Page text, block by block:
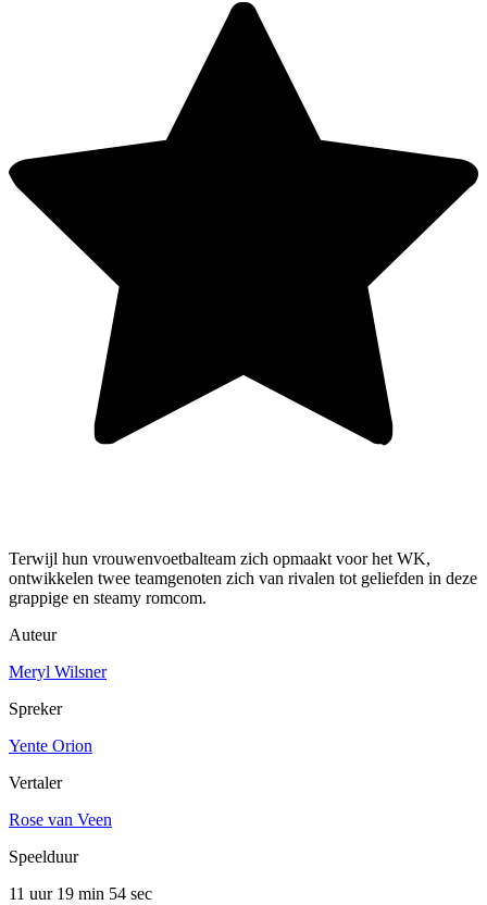
Terwijl hun vrouwenvoetbalteam zich opmaakt voor het WK,
ontwikkelen twee teamgenoten zich van rivalen tot geliefden in deze
grappige en steamy romcom.
Auteur
Meryl Wilsner
Spreker
Yente Orion
Vertaler
Rose van Veen
Speelduur
11 uur 19 min 54 sec